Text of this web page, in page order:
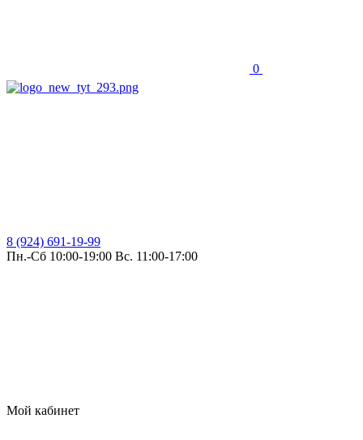
0
8 (924) 691-19-99
Пн.-Сб 10:00-19:00 Вс. 11:00-17:00
Мой кабинет